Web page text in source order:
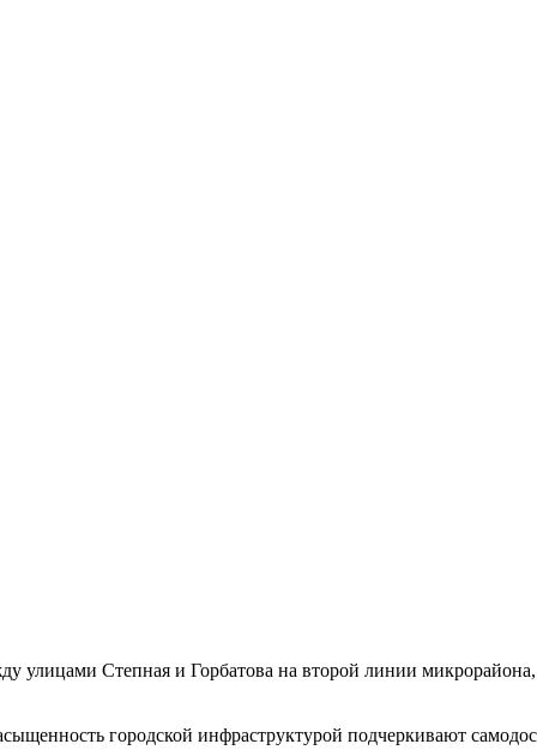
улицами Степная и Горбатова на второй линии
городской инфраструктурой подчеркивают